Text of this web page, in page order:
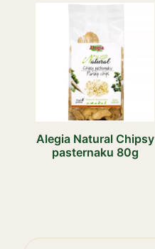
Alegia Natural Chipsy
pasternaku 80g